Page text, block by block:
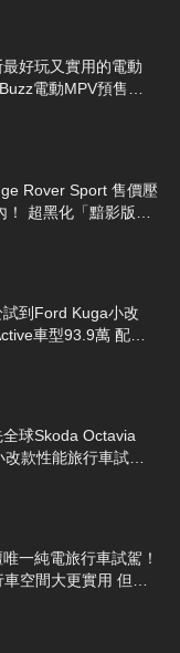
好玩又實用的電動
電動MPV預售曝
Rover Sport 售價壓
超黑化「黯影版」
、下搶雙B市場
到Ford Kuga小改
車型93.9萬 配備
到天花板
球Skoda Octavia
改款性能旅行車試
20匹 Matrix 2.0 LED
一純電旅行車試駕！
空間大更實用 但開
有差嗎？